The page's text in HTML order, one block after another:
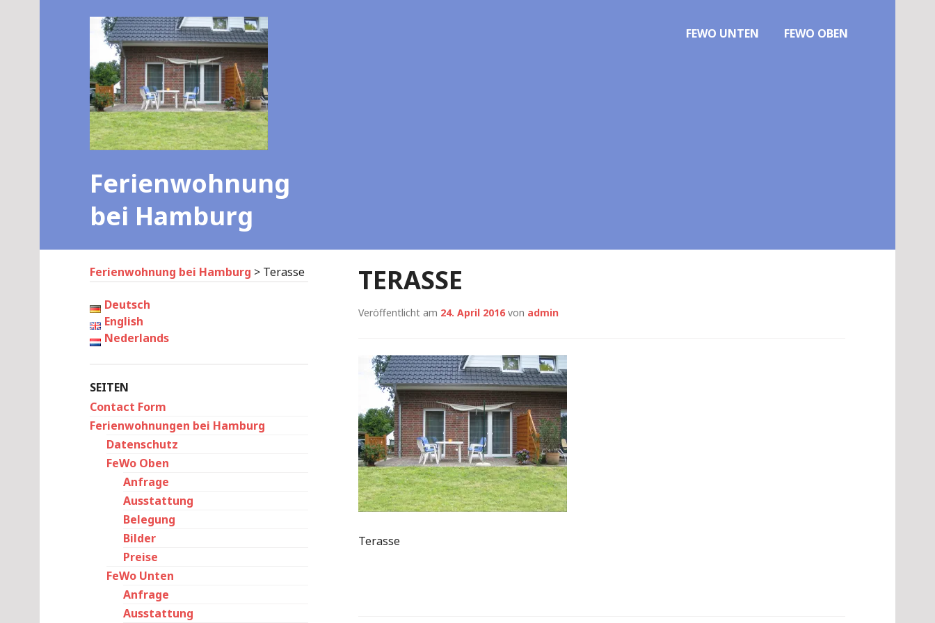
Ferienwohnung
bei Hamburg
FEWO UNTEN FEWO OBEN
TERASSE
Veröffentlicht am 24. April 2016 von admin
Terasse
Ferienwohnung bei Hamburg > Terasse
Deutsch
English
Nederlands
SEITEN
Contact Form
Ferienwohnungen bei Hamburg
Datenschutz
FeWo Oben
Anfrage
Ausstattung
Belegung
Bilder
Preise
FeWo Unten
Anfrage
Ausstattung